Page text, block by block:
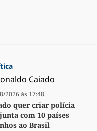
2026 às 17:48
quer criar polícia
com 10 países
ao Brasil